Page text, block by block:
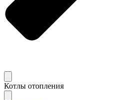
Котлы отопления